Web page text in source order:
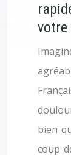
votre
bien
coup